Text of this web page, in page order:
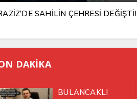
SAHİLİN ÇEHRESİ DEĞİŞTİ!
DAKİKA
BULANCAKLI